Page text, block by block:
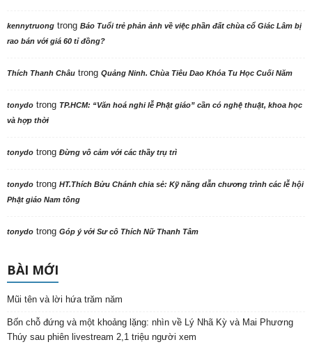
kennytruong trong Báo Tuổi trẻ phản ảnh về việc phần đất chùa cổ Giác Lâm bị
rao bán với giá 60 tỉ đồng?
Thích Thanh Châu trong Quảng Ninh. Chùa Tiêu Dao Khóa Tu Học Cuối Năm
tonydo trong TP.HCM: “Văn hoá nghi lễ Phật giáo” cần có nghệ thuật, khoa học
và hợp thời
tonydo trong Đừng vô cảm với các thầy trụ trì
tonydo trong HT.Thích Bửu Chánh chia sẻ: Kỹ năng dẫn chương trình các lễ hội
Phật giáo Nam tông
tonydo trong Góp ý với Sư cô Thích Nữ Thanh Tâm
BÀI MỚI
Mũi tên và lời hứa trăm năm
Bốn chỗ đứng và một khoảng lặng: nhìn về Lý Nhã Kỳ và Mai Phương
Thúy sau phiên livestream 2,1 triệu người xem